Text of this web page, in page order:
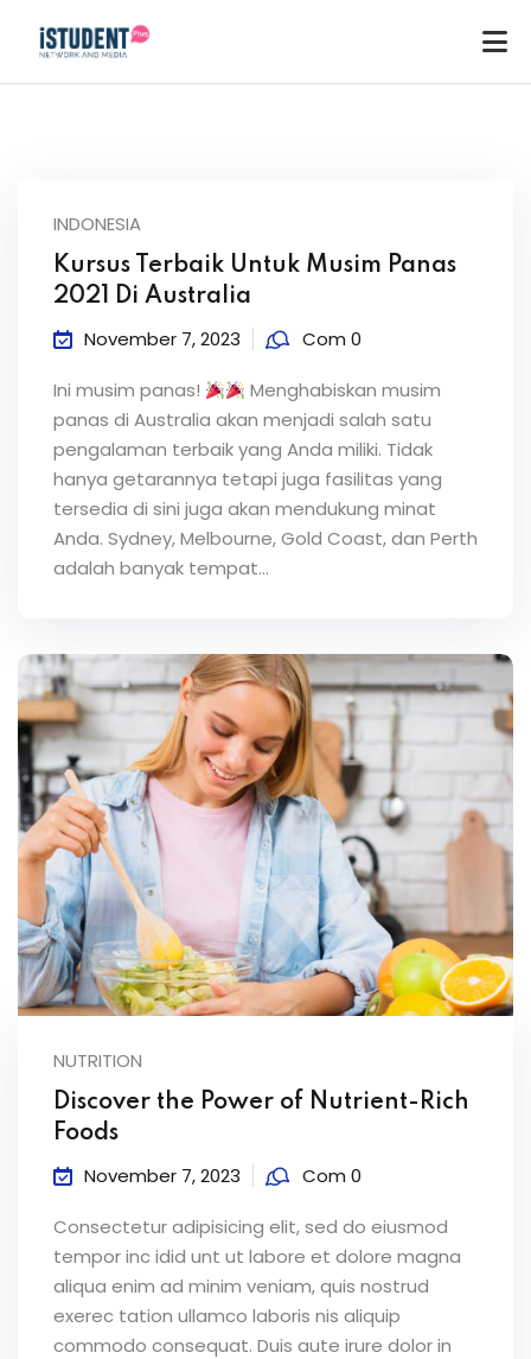
Us
Us
INDONESIA
Kursus Terbaik Untuk Musim Panas
2021 Di Australia
November 7, 2023 Com 0
Ini musim panas!
Menghabiskan musim
panas di Australia akan menjadi salah satu
pengalaman terbaik yang Anda miliki. Tidak
hanya getarannya tetapi juga fasilitas yang
tersedia di sini juga akan mendukung minat
Anda. Sydney, Melbourne, Gold Coast, dan Perth
adalah banyak tempat...
NUTRITION
Discover the Power of Nutrient-Rich
Foods
November 7, 2023 Com 0
Consectetur adipisicing elit, sed do eiusmod
tempor inc idid unt ut labore et dolore magna
aliqua enim ad minim veniam, quis nostrud
exerec tation ullamco laboris nis aliquip
commodo consequat. Duis aute irure dolor in